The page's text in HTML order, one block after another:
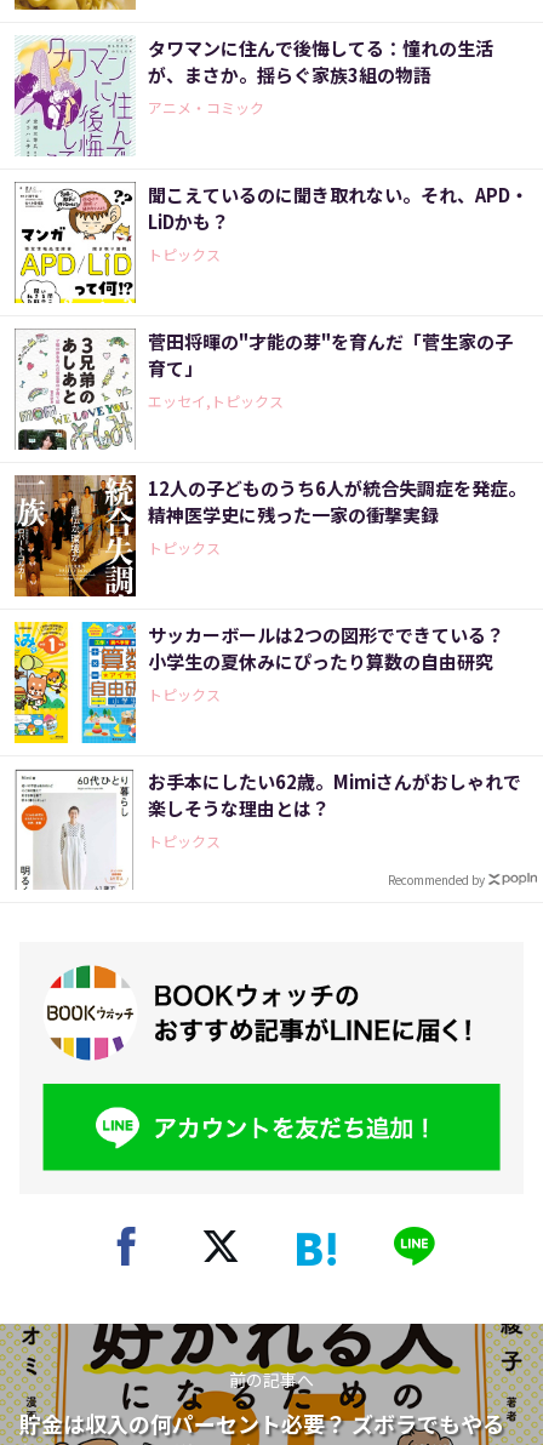
タワマンに住んで後悔してる：憧れの生活
が、まさか。揺らぐ家族3組の物語
アニメ・コミック
聞こえているのに聞き取れない。それ、APD・
LiDかも？
トピックス
菅田将暉の"才能の芽"を育んだ「菅生家の子
育て」
エッセイ,トピックス
12人の子どものうち6人が統合失調症を発症。
精神医学史に残った一家の衝撃実録
トピックス
サッカーボールは2つの図形でできている？
小学生の夏休みにぴったり算数の自由研究
トピックス
お手本にしたい62歳。Mimiさんがおしゃれで
楽しそうな理由とは？
トピックス
Recommended by
前の記事へ
貯金は収入の何パーセント必要？ ズボラでもやる